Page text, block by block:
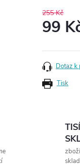
255 Kč
99
cena:
Tisk
Dotaz k